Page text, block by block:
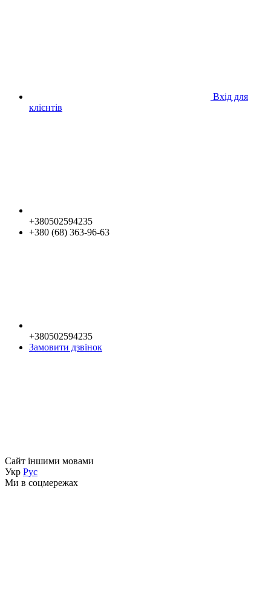
Вхід для
клієнтів
+380502594235
+380 (68) 363-96-63
+380502594235
Замовити дзвінок
Сайт іншими мовами
Укр Рус
Ми в соцмережах